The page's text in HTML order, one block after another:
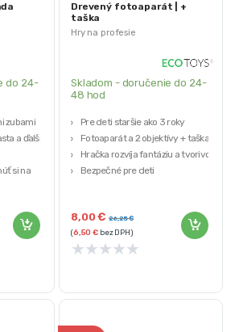
do 24-
zubami
a ďalšie
si na
a
Hry na profesie
Drevený fotoaparát | +
taška
Skladom - doručenie do 24-
48 hod
Pre deti staršie ako 3 roky
Fotoaparát a 2 objektívy + taška
Hračka rozvíja fantáziu a tvorivosť
Bezpečné pre deti
8,00€ 26,25€
(6,50€ bez DPH)
★★★★★